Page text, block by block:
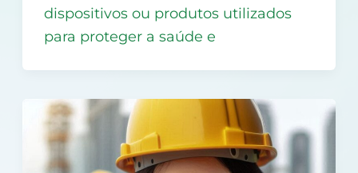
dispositivos ou produtos utilizados
para proteger a saúde e